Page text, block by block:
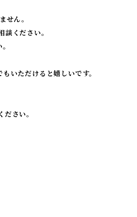
せん。
ください。
いただけると嬉しいです。
さい。